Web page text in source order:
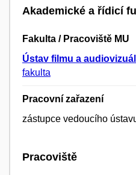
Akademické a řídicí
Fakulta / Pracoviště MU
Ústav filmu a
fakulta
Pracovní zařazení
zástupce vedoucího
Pracoviště